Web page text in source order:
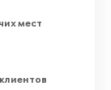
мест